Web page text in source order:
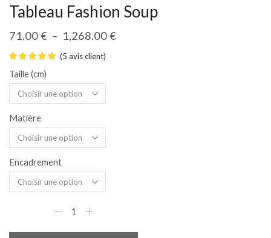
Tableau Fashion Soup
71.00€ – 1,268.00€
(5 avis client)
Taille (cm)
Matière
Encadrement